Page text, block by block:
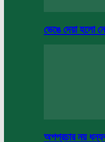
ভেঙে দেয়া হলো
অপপ্রচার নয়